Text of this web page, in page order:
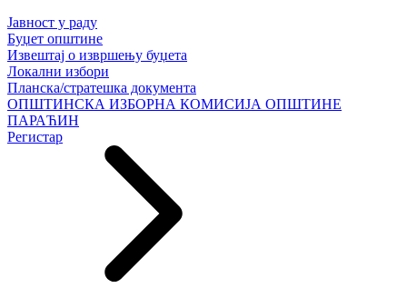
Јавност у раду
Буџет општине
Извештај о извршењу буџета
Локални избори
Планска/стратешка документа
ОПШТИНСКА ИЗБОРНА КОМИСИЈА ОПШТИНЕ
ПАРАЋИН
Регистар